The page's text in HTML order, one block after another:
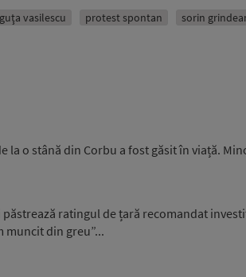
vasilescu protest spontan
sorin
la o stână din Corbu a fost găsit în viață.
păstrează ratingul de țară recomandat
muncit din greu”...